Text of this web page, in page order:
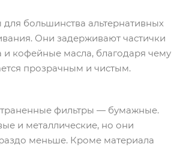
большинства альтернативных
Они задерживают частички
и кофейные масла, благодаря чему
прозрачным и чистым.
фильтры — бумажные.
и металлические, но они
меньше. Кроме материала